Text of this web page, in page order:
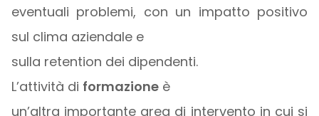
eventuali problemi, con un impatto positivo
sul clima aziendale e
sulla retention dei dipendenti.
L’attività di formazioneè
un’altra importante area di intervento in cui si